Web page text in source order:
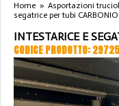
Home » Asportazioni
segatrice per tubi CARBONIO
INTESTARICE E
CODICE PRODOTTO: 29725